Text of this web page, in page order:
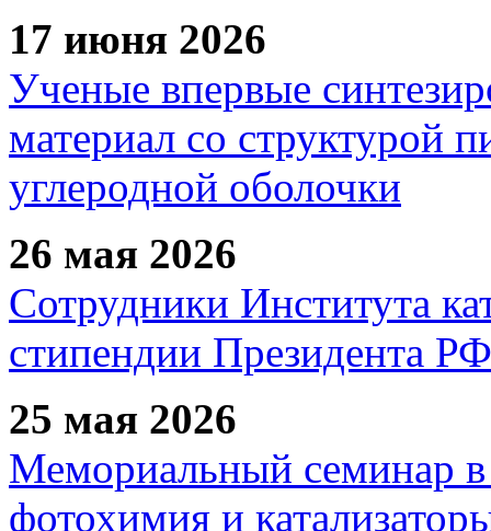
17 июня 2026
Ученые впервые
материал со структурой
углеродной оболочки
26 мая 2026
Сотрудники Института
стипендии Президента РФ
25 мая 2026
Мемориальный семинар в
фотохимия и